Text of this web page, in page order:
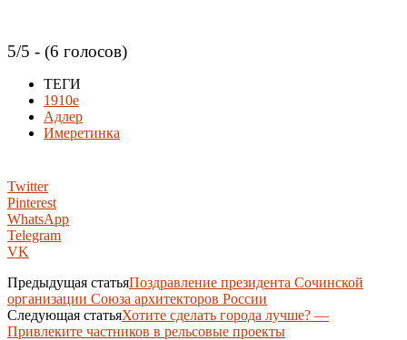
5/5 - (6 голосов)
ТЕГИ
1910е
Адлер
Имеретинка
Twitter
Pinterest
WhatsApp
Telegram
VK
Предыдущая статьяПоздравление президента Сочинской
организации Союза архитекторов России
Следующая статьяХотите сделать города лучше? —
Привлеките частников в рельсовые проекты